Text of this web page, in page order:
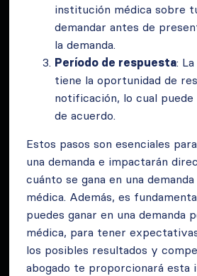
institución médica sobre
demandar antes de
la demanda.
Período de respuesta:
tiene la oportunidad de
notificación, lo cual
de acuerdo.
Estos pasos son esenciales
una demanda e impactarán
cuánto se gana en una
médica. Además, es
puedes ganar en una demanda
médica, para tener
los posibles resultados y
abogado te proporcionará esta